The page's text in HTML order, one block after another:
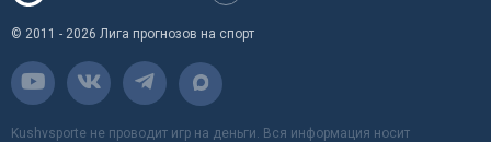
© 2011 - 2026 Лига прогнозов на спорт
Kushvsporte не проводит игр на деньги. Вся информация носит